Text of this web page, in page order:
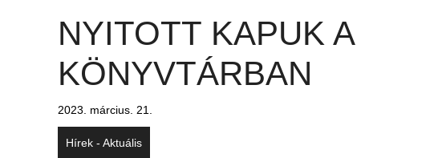
NYITOTT KAPUK A
KÖNYVTÁRBAN
2023. március. 21.
Hírek - Aktuális